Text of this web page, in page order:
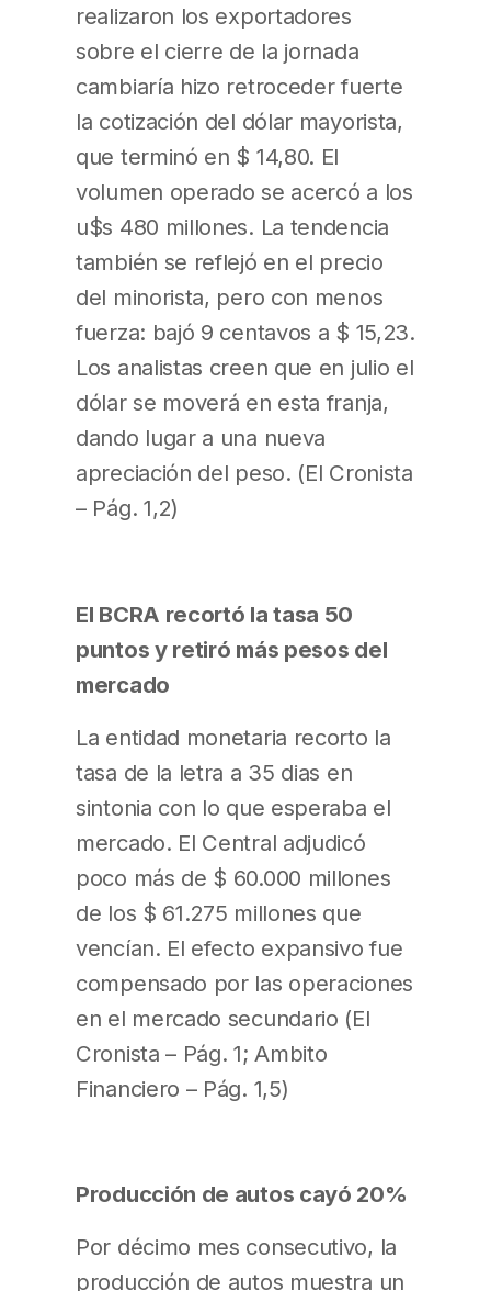
realizaron los exportadores
sobre el cierre de la jornada
cambiaría hizo retroceder fuerte
la cotización del dólar mayorista,
que terminó en $ 14,80. El
volumen operado se acercó a los
u$s 480 millones. La tendencia
también se reflejó en el precio
del minorista, pero con menos
fuerza: bajó 9 centavos a $ 15,23.
Los analistas creen que en julio el
dólar se moverá en esta franja,
dando lugar a una nueva
apreciación del peso. (El Cronista
– Pág. 1,2)
El BCRA recortó la tasa 50
puntos y retiró más pesos del
mercado
La entidad monetaria recorto la
tasa de la letra a 35 dias en
sintonia con lo que esperaba el
mercado. El Central adjudicó
poco más de $ 60.000 millones
de los $ 61.275 millones que
vencían. El efecto expansivo fue
compensado por las operaciones
en el mercado secundario (El
Cronista – Pág. 1; Ambito
Financiero – Pág. 1,5)
Producción de autos cayó 20%
Por décimo mes consecutivo, la
producción de autos muestra un